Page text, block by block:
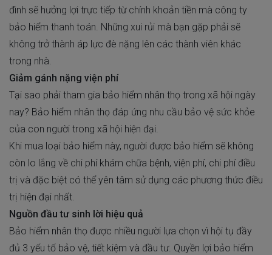
đình sẽ hưởng lợi trực tiếp từ chính khoản tiền mà công ty
bảo hiểm thanh toán. Những xui rủi mà bạn gặp phải sẽ
không trở thành áp lực đè nặng lên các thành viên khác
trong nhà.
Giảm gánh nặng viện phí
Tại sao phải tham gia bảo hiểm nhân thọ trong xã hội ngày
nay? Bảo hiểm nhân thọ đáp ứng nhu cầu bảo vệ sức khỏe
của con người trong xã hội hiện đại.
Khi mua loại bảo hiểm này, người được bảo hiểm sẽ không
còn lo lắng về chi phí khám chữa bệnh, viện phí, chi phí điều
trị và đặc biệt có thể yên tâm sử dụng các phương thức điều
trị hiện đại nhất.
Nguồn đầu tư sinh lời hiệu quả
Bảo hiểm nhân thọ được nhiều người lựa chọn vì hội tụ đầy
đủ 3 yếu tố bảo vệ, tiết kiệm và đầu tư. Quyền lợi bảo hiểm